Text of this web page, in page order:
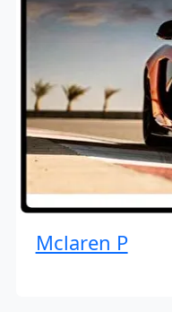
Mclaren P